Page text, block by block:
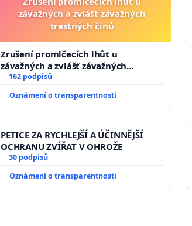
závažných a zvlášť závažných
trestných činů
Zrušení promlčecích lhůt u
závažných a zvlášť závažných
trestných činů
162 podpisů
Oznámení o transparentnosti
PETICE ZA RYCHLEJŠÍ A ÚČINNĚJŠÍ
OCHRANU ZVÍŘAT V OHROŽE
30 podpisů
Oznámení o transparentnosti